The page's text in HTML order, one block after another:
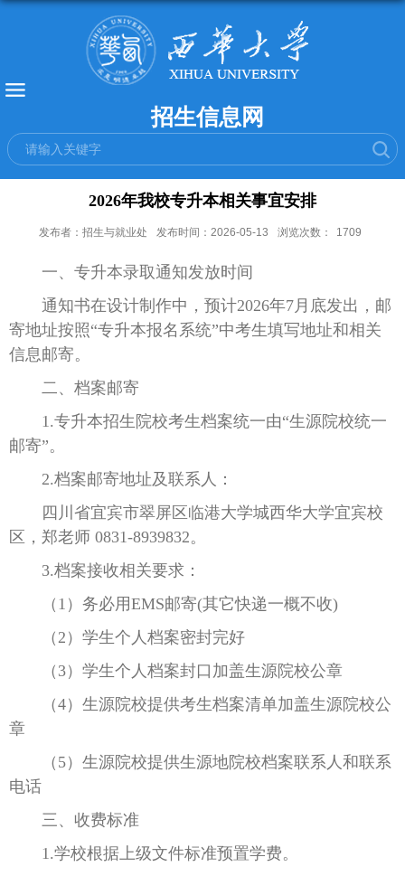
招生信息网
2026年我校专升本相关事宜安排
发布者：招生与就业处 发布时间：2026-05-13 浏览次数： 1709
一、专升本录取通知发放时间
通知书在设计制作中，预计2026年7月底发出，邮
寄地址按照“专升本报名系统”中考生填写地址和相关
信息邮寄。
二、档案邮寄
1.专升本招生院校考生档案统一由“生源院校统一
邮寄”。
2.档案邮寄地址及联系人：
四川省宜宾市翠屏区临港大学城西华大学宜宾校
区，郑老师 0831-8939832。
3.档案接收相关要求：
（1）务必用EMS邮寄(其它快递一概不收)
（2）学生个人档案密封完好
（3）学生个人档案封口加盖生源院校公章
（4）生源院校提供考生档案清单加盖生源院校公
章
（5）生源院校提供生源地院校档案联系人和联系
电话
三、收费标准
1.学校根据上级文件标准预置学费。